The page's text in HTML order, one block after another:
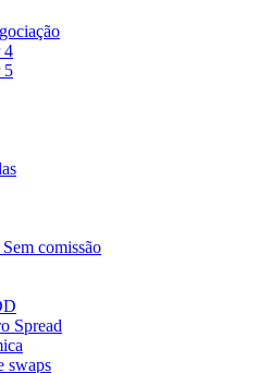
4
5
comissão
Spread
swaps